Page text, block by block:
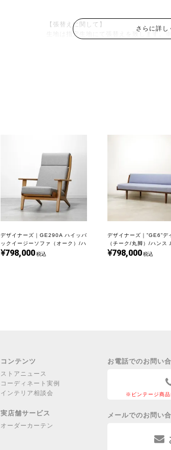
【張替えに関して】
生地は指定生地にて張替えを致します。
さらに詳し
デザイナーズ｜GE290A ハイッバ
ックイージーソファ（オーク）/ハ
ンスＪウェグナー｜UD22403
798,000税込
デザイナーズ｜”GE6”デ
（チーク/丸脚）/ハンス
ナー｜UD22062
798,000税込
コンテンツ
ストアニュース
コーディネート実例
インテリア相談会
実店舗サービス
オーダーカーテン
お電話でのお問い
※ビンテージ商品
メールでのお問い